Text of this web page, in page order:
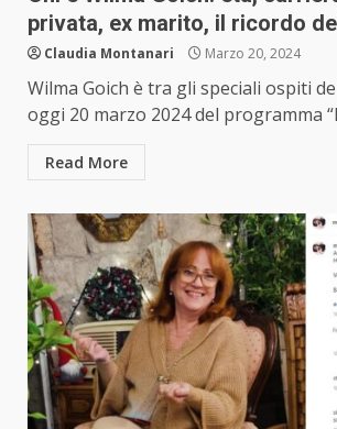
privata, ex marito, il ricordo
Claudia Montanari Marzo 20, 2024
Wilma Goich è tra gli speciali ospiti
oggi 20 marzo 2024 del programma
Read More